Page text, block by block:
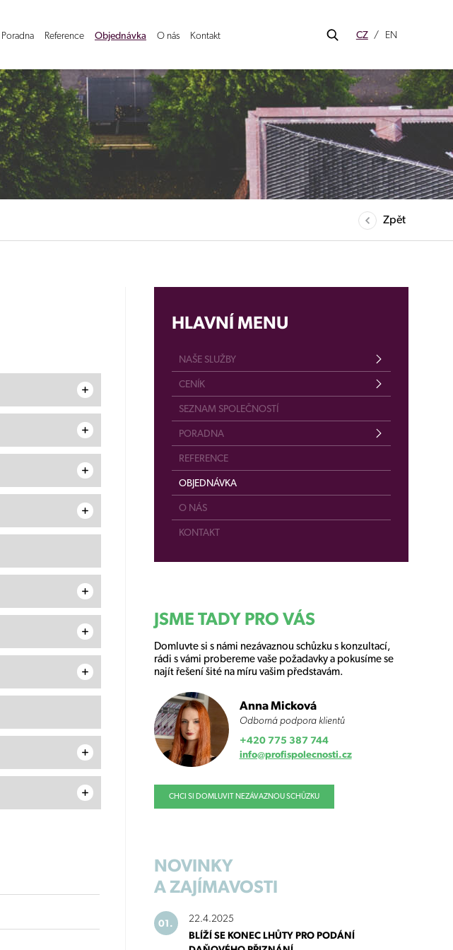
Poradna Reference Objednávka O nás Kontakt CZ EN
Zpět
HLAVNÍ MENU
NAŠE SLUŽBY
CENÍK
SEZNAM SPOLEČNOSTÍ
PORADNA
REFERENCE
OBJEDNÁVKA
O NÁS
KONTAKT
JSME TADY PRO VÁS
Domluvte si s námi nezávaznou schůzku s konzultací,
rádi s vámi probereme vaše požadavky a pokusíme se
najít řešení šité na míru vašim představám.
Anna Micková
Odborná podpora klientů
+420 775 387 744
info@profispolecnosti.cz
CHCI SI DOMLUVIT NEZÁVAZNOU SCHŮZKU
NOVINKY
A ZAJÍMAVOSTI
01.
22.4.2025
BLÍŽÍ SE KONEC LHŮTY PRO PODÁNÍ